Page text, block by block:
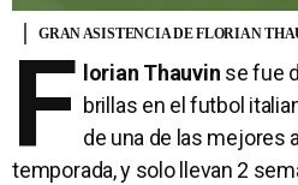
GRAN ASISTENCIA DE FLORIAN
F lorian Thauvin se fue
brillas en el futbol
de una de las mejores
temporada, y solo llevan 2